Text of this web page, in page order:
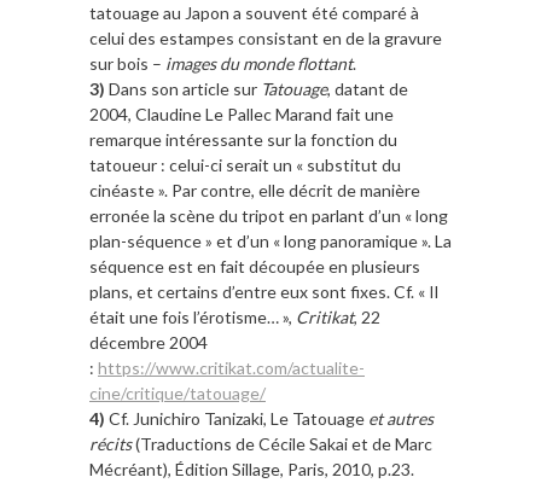
tatouage au Japon a souvent été comparé à
celui des estampes consistant en de la gravure
sur bois – images du monde flottant.
3) Dans son article sur Tatouage, datant de
2004, Claudine Le Pallec Marand fait une
remarque intéressante sur la fonction du
tatoueur : celui-ci serait un « substitut du
cinéaste ». Par contre, elle décrit de manière
erronée la scène du tripot en parlant d’un « long
plan-séquence » et d’un « long panoramique ». La
séquence est en fait découpée en plusieurs
plans, et certains d’entre eux sont fixes. Cf. « Il
était une fois l’érotisme… », Critikat, 22
décembre 2004
: https://www.critikat.com/actualite-
cine/critique/tatouage/
4) Cf. Junichiro Tanizaki, Le Tatouage et autres
récits(Traductions de Cécile Sakai et de Marc
Mécréant), Édition Sillage, Paris, 2010, p.23.